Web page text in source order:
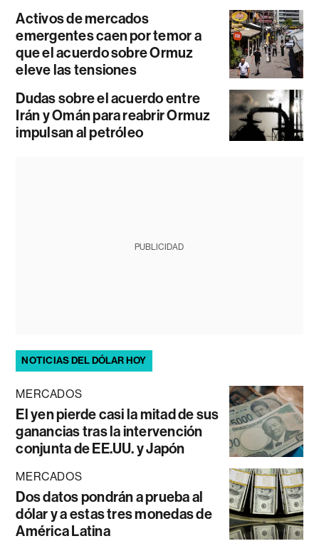
Activos de mercados
emergentes caen por temor a
que el acuerdo sobre Ormuz
eleve las tensiones
Dudas sobre el acuerdo entre
Irán y Omán para reabrir Ormuz
impulsan al petróleo
PUBLICIDAD
NOTICIAS DEL DÓLAR HOY
MERCADOS
El yen pierde casi la mitad de sus
ganancias tras la intervención
conjunta de EE.UU. y Japón
MERCADOS
Dos datos pondrán a prueba al
dólar y a estas tres monedas de
América Latina